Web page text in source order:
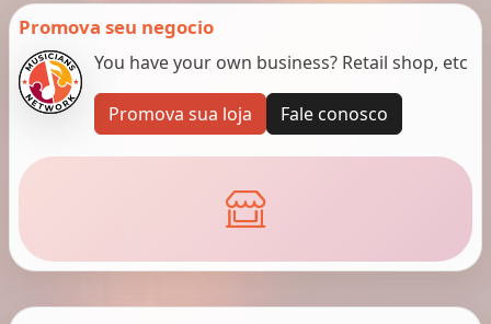
Promova seu negocio
You have your own business? Retail shop, etc
Promova sua loja Fale conosco